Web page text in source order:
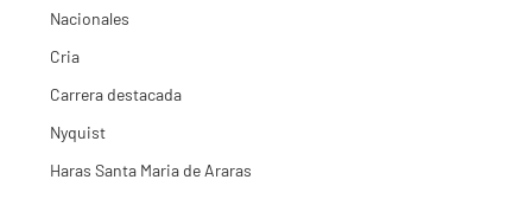
Nacionales
Cria
Carrera destacada
Nyquist
Haras Santa Maria de Araras